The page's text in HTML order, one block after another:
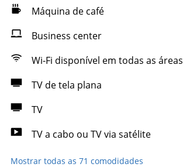
Máquina de café
Business center
Wi-Fi disponível em todas as áreas
TV de tela plana
TV
TV a cabo ou TV via satélite
Mostrar todas as 71 comodidades